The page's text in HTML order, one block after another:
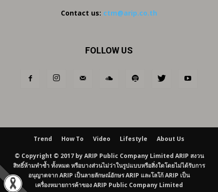
Contact us: ctm@arip.co.th
FOLLOW US
Trend How To Video Lifestyle About Us
© Copyright © 2017 by ARIP Public Company Limited ARIP สงวน
สิทธิ์ห้ามทำซ้ำ ทั้งหมด หรือบางส่วนไม่ว่าในรูปแบบหรือสิ่งใดโดยไม่ได้รับการ
อนุญาตจาก ARIP เป็นลายลักษณ์อักษร ARIP และโลโก้ ARIP เป็น
เครื่องหมายการค้าของ ARIP Public Company Limited